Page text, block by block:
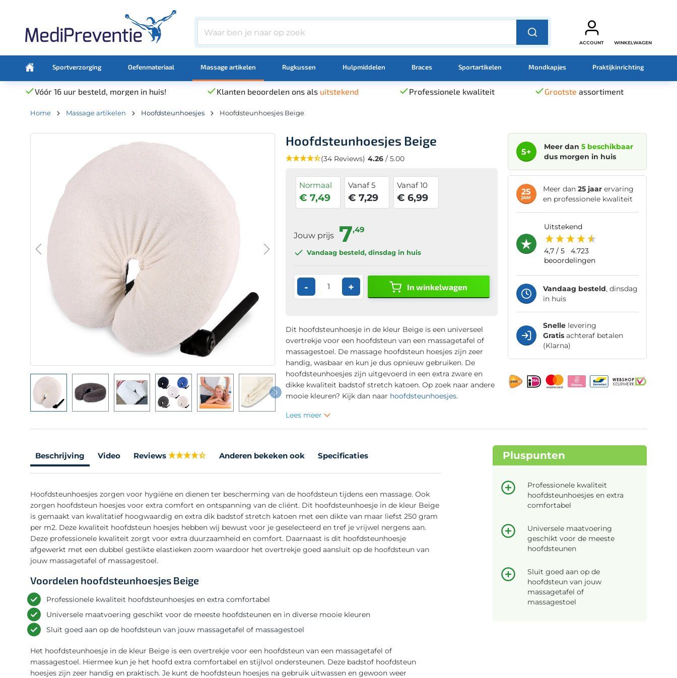
ACCOUNT WINKELWAGEN
Sportverzorging Oefenmateriaal Massage artikelen Rugkussen Hulpmiddelen Braces Sportartikelen Mondkapjes Praktijkinrichting
Vóór 16 uur besteld, morgen in huis! Klanten beoordelen ons als uitstekend Professionele kwaliteit Grootste assortiment
Home Massage artikelen Hoofdsteunhoesjes Hoofdsteunhoesjes Beige
Hoofdsteunhoesjes Beige
(34 Reviews) 4.26/ 5.00
Normaal
€ 7,49
Vanaf 5
€ 7,29
Vanaf 10
€ 6,99
Jouw prijs 7,49
Vandaag besteld, dinsdag in huis
- + In winkelwagen
Dit hoofdsteunhoesje in de kleur Beige is een universeel
overtrekje voor een hoofdsteun van een massagetafel of
massagestoel. De massage hoofdsteun hoesjes zijn zeer
handig, wasbaar en kun je dus opnieuw gebruiken. De
hoofdsteunhoesjes zijn uitgevoerd in een extra zware en
dikke kwaliteit badstof stretch katoen. Op zoek naar andere
mooie kleuren? Kijk dan naar hoofdsteunhoesjes.
Lees meer
5+
Meer dan 5 beschikbaar
dus morgen in huis
25
jaar
Meer dan 25 jaarervaring
en professionele kwaliteit
uitstekend
4,7/ 5
4.723
beoordelingen
Vandaag besteld, dinsdag
in huis
Snellelevering
Gratisachteraf betalen
(Klarna)
Beschrijving Video Reviews Anderen bekeken ook Specificaties
Hoofdsteunhoesjes zorgen voor hygiëne en dienen ter bescherming van de hoofdsteun tijdens een massage. Ook
zorgen hoofdsteun hoesjes voor extra comfort en ontspanning van de cliënt. Dit hoofdsteunhoesje in de kleur Beige
is gemaakt van kwalitatief hoogwaardig en extra dik badstof stretch katoen met een dikte van maar liefst 250 gram
per m2. Deze kwaliteit hoofdsteun hoesjes hebben wij bewust voor je geselecteerd en tref je vrijwel nergens aan.
Deze professionele kwaliteit zorgt voor extra duurzaamheid en comfort. Daarnaast is dit hoofdsteunhoesje
afgewerkt met een dubbel gestikte elastieken zoom waardoor het overtrekje goed aansluit op de hoofdsteun van
jouw massagetafel of massagestoel.
Voordelen hoofdsteunhoesjes Beige
Professionele kwaliteit hoofdsteunhoesjes en extra comfortabel
Universele maatvoering geschikt voor de meeste hoofdsteunen en in diverse mooie kleuren
Sluit goed aan op de hoofdsteun van jouw massagetafel of massagestoel
Het hoofdsteunhoesje in de kleur Beige is een overtrekje voor een hoofdsteun van een massagetafel of
massagestoel. Hiermee kun je het hoofd extra comfortabel en stijlvol ondersteunen. Deze badstof hoofdsteun
hoesjes zijn zeer handig en praktisch. Je kunt de hoofdsteun hoesjes na gebruik uitwassen en gewoon weer
Pluspunten
Professionele kwaliteit
hoofdsteunhoesjes en extra
comfortabel
Universele maatvoering
geschikt voor de meeste
hoofdsteunen
Sluit goed aan op de
hoofdsteun van jouw
massagetafel of
massagestoel